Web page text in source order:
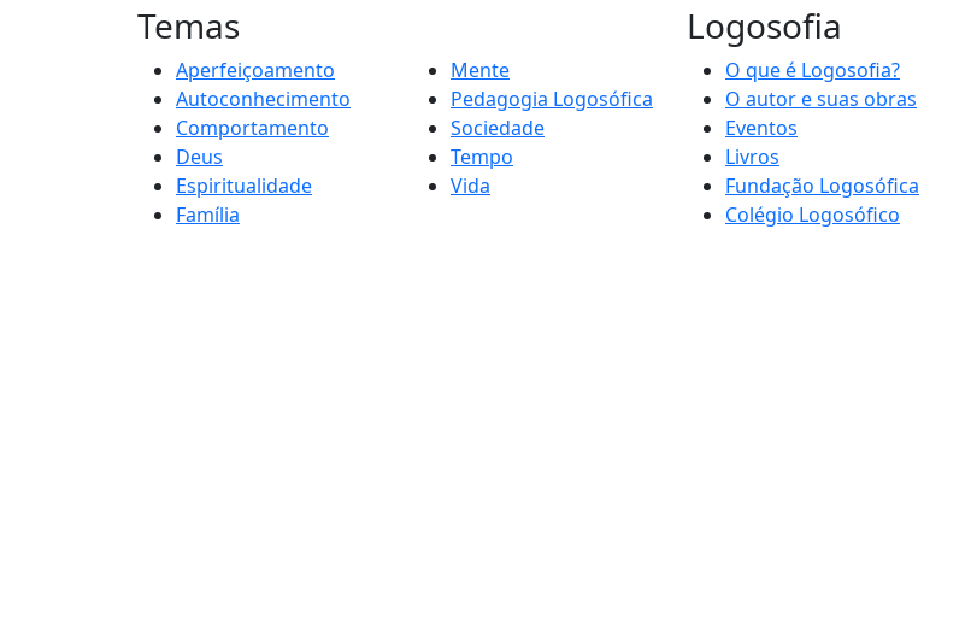
Temas
Aperfeiçoamento
Autoconhecimento
Comportamento
Deus
Espiritualidade
Família
Mente
Pedagogia Logosófica
Sociedade
Tempo
Vida
Logosofia
O que é Logosofia?
O autor e suas obras
Eventos
Livros
Fundação Logosófica
Colégio Logosófico